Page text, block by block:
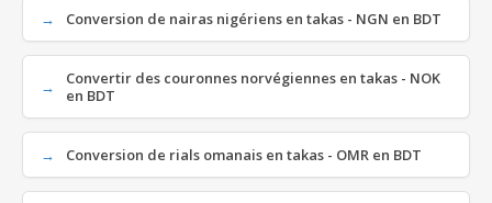
Conversion de nairas nigériens en takas - NGN en BDT
Convertir des couronnes norvégiennes en takas - NOK
en BDT
Conversion de rials omanais en takas - OMR en BDT